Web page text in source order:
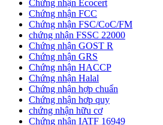
Chứng nhận Ecocert
Chứng nhận FCC
Chứng nhận FSC/CoC/FM
chứng nhận FSSC 22000
Chứng nhận GOST R
Chứng nhận GRS
Chứng nhận HACCP
Chứng nhận Halal
Chứng nhận hợp chuẩn
Chứng nhận hơp quy
chứng nhận hữu cơ
Chứng nhận IATF 16949